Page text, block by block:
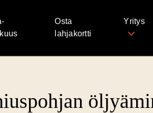
Osta
lahjakortti
Yritys